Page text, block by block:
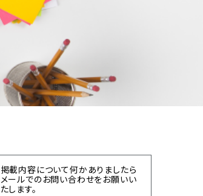
掲載内容について何かありましたら
メールでのお問い合わせをお願いい
たします。